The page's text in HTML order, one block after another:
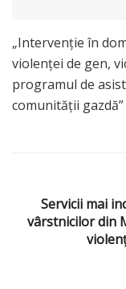
„Intervenție în
violenței de gen,
programul de
comunității gazdă”
Servicii mai
vârstnicilor din